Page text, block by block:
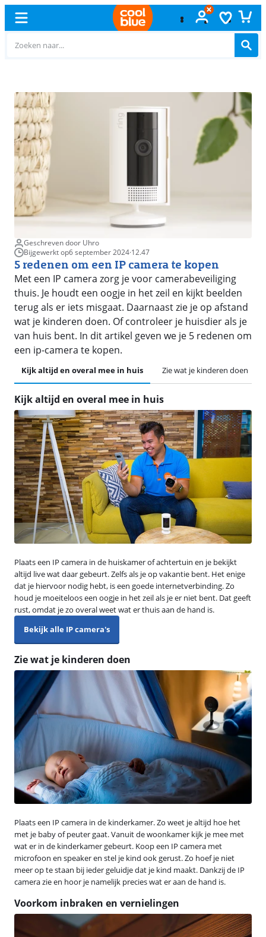
Geschreven door Uhro
Bijgewerkt op6 september 2024·12.47
5 redenen om een IP camera te kopen
Met een IP camera zorg je voor camerabeveiliging
thuis. Je houdt een oogje in het zeil en kijkt beelden
terug als er iets misgaat. Daarnaast zie je op afstand
wat je kinderen doen. Of controleer je huisdier als je
van huis bent. In dit artikel geven we je 5 redenen om
een ip-camera te kopen.
Kijk altijd en overal mee in huis Zie wat je kinderen doen
Kijk altijd en overal mee in huis
Plaats een IP camera in de huiskamer of achtertuin en je bekijkt
altijd live wat daar gebeurt. Zelfs als je op vakantie bent. Het enige
dat je hiervoor nodig hebt, is een goede internetverbinding. Zo
houd je moeiteloos een oogje in het zeil als je er niet bent. Dat geeft
rust, omdat je zo overal weet wat er thuis aan de hand is.
Bekijk alle IP camera's
Zie wat je kinderen doen
Plaats een IP camera in de kinderkamer. Zo weet je altijd hoe het
met je baby of peuter gaat. Vanuit de woonkamer kijk je mee met
wat er in de kinderkamer gebeurt. Koop een IP camera met
microfoon en speaker en stel je kind ook gerust. Zo hoef je niet
meer op te staan bij ieder geluidje dat je kind maakt. Dankzij de IP
camera zie en hoor je namelijk precies wat er aan de hand is.
Voorkom inbraken en vernielingen